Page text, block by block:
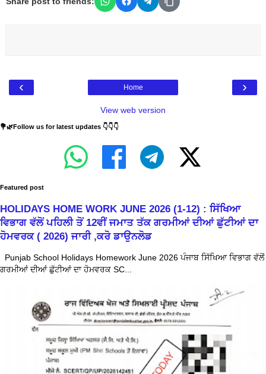
‹ ›
Home
View web version
💐🌿Follow us for latest updates 👇👇👇
Featured post
HOLIDAYS HOME WORK JUNE 2026 (1-12) : ਸਿੱਖਿਆ
ਵਿਭਾਗ ਵੱਲੋਂ ਪਹਿਲੀ ਤੋਂ 12ਵੀਂ ਜਮਾਤ ਤੱਕ ਗਰਮੀਆਂ ਦੀਆਂ ਛੁੱਟੀਆਂ ਦਾ
ਹੋਮਵਰਕ ( 2026) ਜਾਰੀ ,ਕਰੋ ਡਾਉਨਲੋਡ
Punjab School Holidays Homework June 2026 ਪੰਜਾਬ ਸਿੱਖਿਆ ਵਿਭਾਗ ਵੱਲੋਂ
ਗਰਮੀਆਂ ਦੀਆਂ ਛੁੱਟੀਆਂ ਦਾ ਹੋਮਵਰਕ SC...